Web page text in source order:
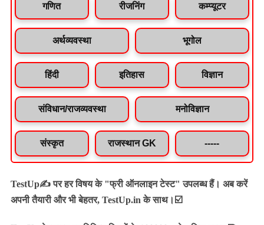
गणित रीजनिंग कम्प्यूटर
अर्थव्यवस्था भूगोल
हिंदी इतिहास विज्ञान
संविधान/राजव्यवस्था मनोविज्ञान
संस्कृत राजस्थान GK -----
TestUp✍️ पर हर विषय के "फ्री ऑनलाइन टेस्ट" उपलब्ध हैं। अब करें
अपनी तैयारी और भी बेहतर, TestUp.in के साथ।☑️